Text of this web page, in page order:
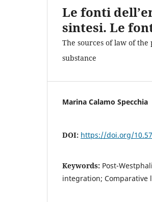
Le fonti
sintesi. Le
The sources of law of
substance
Marina Calamo Specchia
DOI: https://doi.org/
Keywords: Post-
integration; Comparative